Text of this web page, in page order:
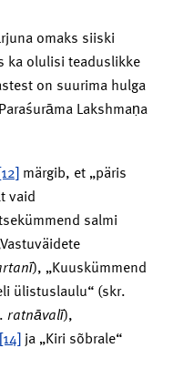
omaks siiski
ka olulisi teaduslikke
on suurima hulga
Lakshmaṇa
märgib, et „päris
vaid
salmi
), „Kuuskümmend
ülistuslaulu“ (skr.
ratnāvalī),
[14] ja „Kiri sõbrale“